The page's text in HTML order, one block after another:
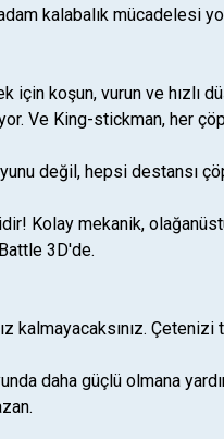
kalabalık
koşun, vurun ve hızlı
Ve King-stickman, her
değil, hepsi destansı
Kolay mekanik,
3D'de.
kalmayacaksınız.
daha güçlü olmana